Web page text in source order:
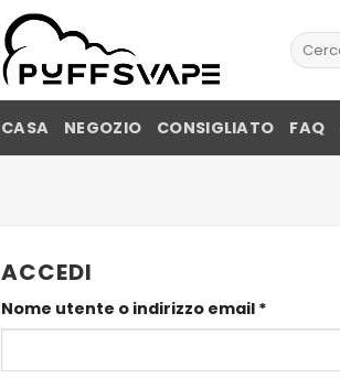
Cerca:
CASA NEGOZIO CONSIGLIATO FAQ
ACCEDI
Nome utente o indirizzo email *